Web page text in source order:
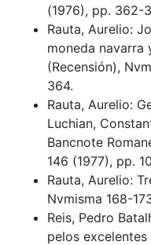
(1976), pp. 362-
Rauta, Aurelio:
moneda navarra
(Recensión),
364.
Rauta, Aurelio:
Luchian,
Bancnote
146 (1977), pp.
Rauta, Aurelio:
Nvmisma 168-
Reis, Pedro
pelos